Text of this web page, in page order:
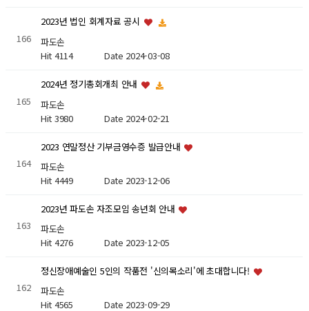
166
2023년 법인 회계자료 공시
파도손
Hit 4114 Date 2024-03-08
165
2024년 정기총회개최 안내
파도손
Hit 3980 Date 2024-02-21
164
2023 연말정산 기부금영수증 발급안내
파도손
Hit 4449 Date 2023-12-06
163
2023년 파도손 자조모임 송년회 안내
파도손
Hit 4276 Date 2023-12-05
162
정신장애예술인 5인의 작품전 '신의목소리'에 초대합니다!
파도손
Hit 4565 Date 2023-09-29